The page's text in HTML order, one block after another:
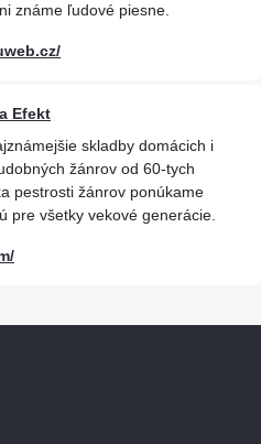
známe ľudové piesne.
Efekt
skladby domácich i
žánrov od 60-tych
pestrosti žánrov ponúkame
pre všetky vekové generácie.